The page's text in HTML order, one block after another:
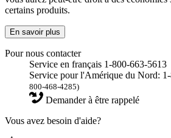
certains produits.
En savoir plus
Pour nous contacter
Service en français 1-800-663-5613
Service pour l'Amérique du Nord:
800-468-4285)
Demander à être rappelé
Vous avez besoin d'aide?